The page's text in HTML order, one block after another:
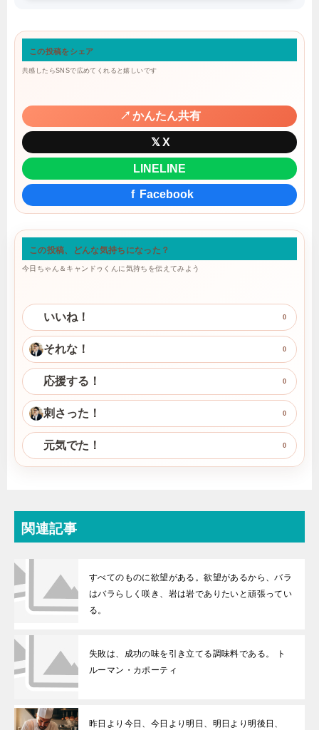
この投稿をシェア
共感したらSNSで広めてくれると嬉しいです
↗ かんたん共有
𝕏 X
LINE LINE
f Facebook
この投稿、どんな気持ちになった？
今日ちゃん＆キャンドゥくんに気持ちを伝えてみよう
いいね！ 0
それな！ 0
応援する！ 0
刺さった！ 0
元気でた！ 0
関連記事
すべてのものに欲望がある。欲望があるから、バラ
はバラらしく咲き、岩は岩でありたいと頑張ってい
る。
失敗は、成功の味を引き立てる調味料である。 ト
ルーマン・カポーティ
昨日より今日、今日より明日、明日より明後日、